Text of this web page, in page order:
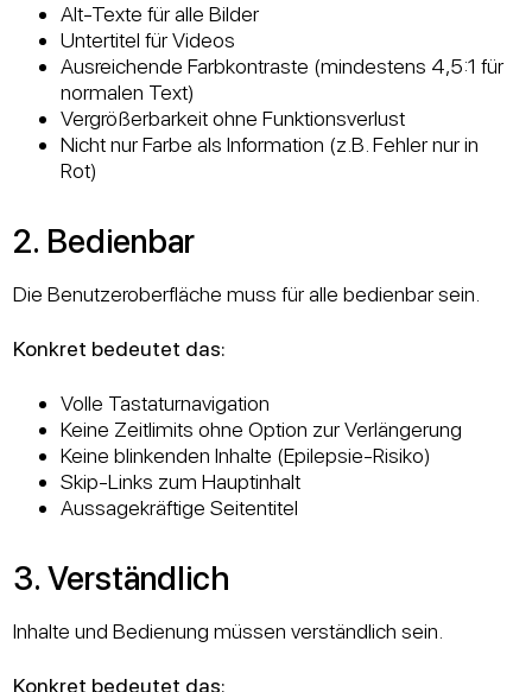
Alt-Texte für alle Bilder
Untertitel für Videos
Ausreichende Farbkontraste (mindestens 4,5:1 für
normalen Text)
Vergrößerbarkeit ohne Funktionsverlust
Nicht nur Farbe als Information (z.B. Fehler nur in
Rot)
2. Bedienbar
Die Benutzeroberfläche muss für alle bedienbar sein.
Konkret bedeutet das:
Volle Tastaturnavigation
Keine Zeitlimits ohne Option zur Verlängerung
Keine blinkenden Inhalte (Epilepsie-Risiko)
Skip-Links zum Hauptinhalt
Aussagekräftige Seitentitel
3. Verständlich
Inhalte und Bedienung müssen verständlich sein.
Konkret bedeutet das: